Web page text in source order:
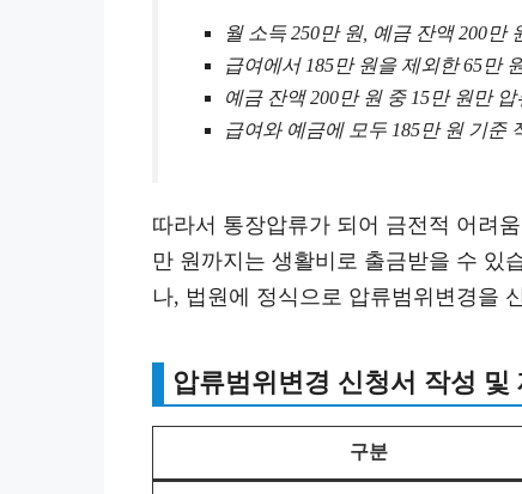
월 소득 250만 원, 예금 잔액 200만
급여에서 185만 원을 제외한 65만
예금 잔액 200만 원 중 15만 원만
급여와 예금에 모두 185만 원 기준
따라서 통장압류가 되어 금전적 어려
만 원까지는 생활비로 출금받을 수 있
나, 법원에 정식으로 압류범위변경을
압류범위변경 신청서 작성 및
구분